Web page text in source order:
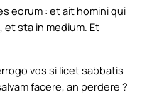
eorum : et ait homini qui
et sta in medium. Et
vos si licet sabbatis
facere, an perdere ?